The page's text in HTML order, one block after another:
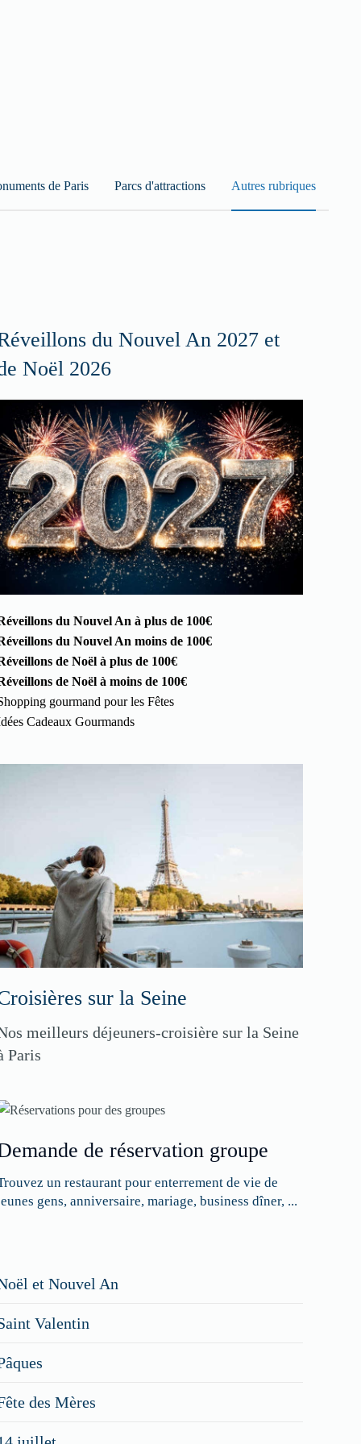
de Paris Parcs d'attractions Autres rubriques
du Nouvel An 2027 et
Noël 2026
du Nouvel An à plus de 100€
du Nouvel An moins de 100€
de Noël à plus de 100€
de Noël à moins de 100€
gourmand pour les Fêtes
Cadeaux Gourmands
sur la Seine
meilleurs déjeuners-croisière sur la Seine
Paris
de réservation groupe
un restaurant pour enterrement de vie de
gens, anniversaire, mariage, business dîner, ...
figurer
vos
spéciaux
et Nouvel An
Valentin
des Mères